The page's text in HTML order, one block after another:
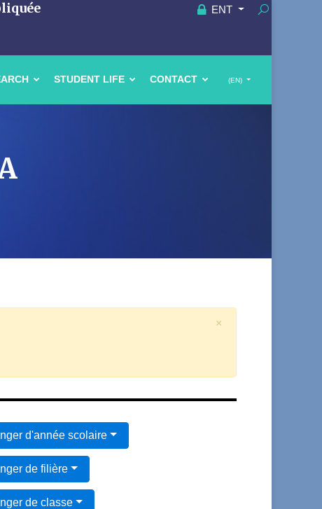
ENT
(EN)
STUDENT LIFE CONTACT
×
d'année scolaire
de filière
de classe